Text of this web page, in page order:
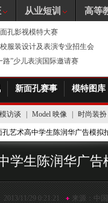
孔影视模特大赛
服装设计及表演专业招生会
路”少儿表演国际邀请赛
新面孔赛事 模特图库
访谈 Model 映像 时尚装扮
孔艺术高中学生陈润华广告模拟
学生陈润华广告
2013/11/29 0:21:21 来源： 中
从业短训 高等